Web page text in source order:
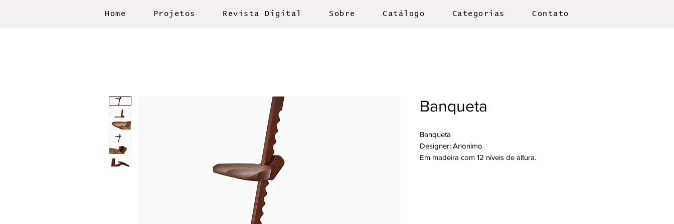
Home Projetos Revista Digital Sobre Catálogo Categorias Contato
Banqueta
Banqueta
Designer: Anonimo
Em madeira com 12 níveis de altura.